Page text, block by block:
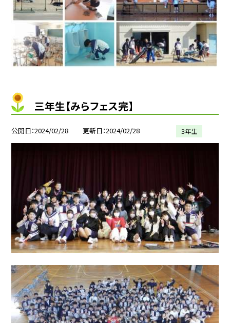
三年生【みらフェス完】
公開日 2024/02/28 更新日 2024/02/28 ３年生